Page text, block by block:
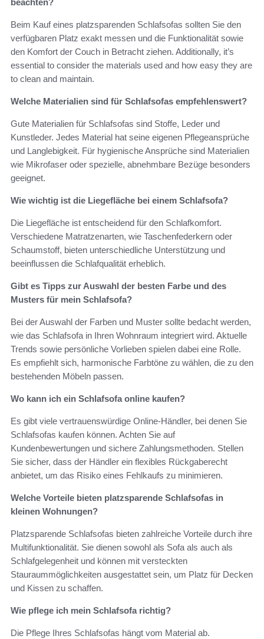
beachten?
Beim Kauf eines platzsparenden Schlafsofas sollten Sie den
verfügbaren Platz exakt messen und die Funktionalität sowie
den Komfort der Couch in Betracht ziehen. Additionally, it’s
essential to consider the materials used and how easy they are
to clean and maintain.
Welche Materialien sind für Schlafsofas empfehlenswert?
Gute Materialien für Schlafsofas sind Stoffe, Leder und
Kunstleder. Jedes Material hat seine eigenen Pflegeansprüche
und Langlebigkeit. Für hygienische Ansprüche sind Materialien
wie Mikrofaser oder spezielle, abnehmbare Bezüge besonders
geeignet.
Wie wichtig ist die Liegefläche bei einem Schlafsofa?
Die Liegefläche ist entscheidend für den Schlafkomfort.
Verschiedene Matratzenarten, wie Taschenfederkern oder
Schaumstoff, bieten unterschiedliche Unterstützung und
beeinflussen die Schlafqualität erheblich.
Gibt es Tipps zur Auswahl der besten Farbe und des
Musters für mein Schlafsofa?
Bei der Auswahl der Farben und Muster sollte bedacht werden,
wie das Schlafsofa in Ihren Wohnraum integriert wird. Aktuelle
Trends sowie persönliche Vorlieben spielen dabei eine Rolle.
Es empfiehlt sich, harmonische Farbtöne zu wählen, die zu den
bestehenden Möbeln passen.
Wo kann ich ein Schlafsofa online kaufen?
Es gibt viele vertrauenswürdige Online-Händler, bei denen Sie
Schlafsofas kaufen können. Achten Sie auf
Kundenbewertungen und sichere Zahlungsmethoden. Stellen
Sie sicher, dass der Händler ein flexibles Rückgaberecht
anbietet, um das Risiko eines Fehlkaufs zu minimieren.
Welche Vorteile bieten platzsparende Schlafsofas in
kleinen Wohnungen?
Platzsparende Schlafsofas bieten zahlreiche Vorteile durch ihre
Multifunktionalität. Sie dienen sowohl als Sofa als auch als
Schlafgelegenheit und können mit versteckten
Stauraummöglichkeiten ausgestattet sein, um Platz für Decken
und Kissen zu schaffen.
Wie pflege ich mein Schlafsofa richtig?
Die Pflege Ihres Schlafsofas hängt vom Material ab.